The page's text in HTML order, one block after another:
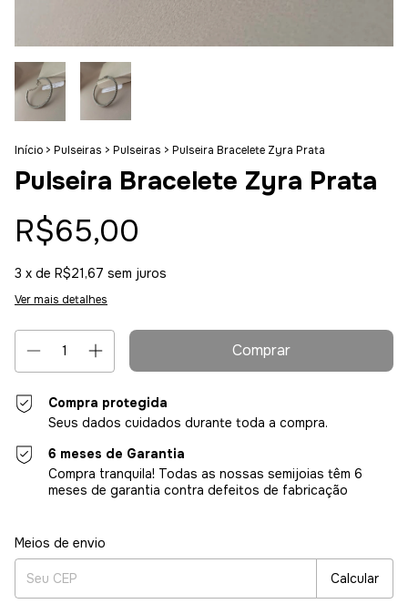
Início > Pulseiras > Pulseiras > Pulseira Bracelete Zyra Prata
Pulseira Bracelete Zyra Prata
R$65,00
3 x de R$21,67 sem juros
Ver mais detalhes
Compra protegida
Seus dados cuidados durante toda a compra.
6 meses de Garantia
Compra tranquila! Todas as nossas semijoias têm 6
meses de garantia contra defeitos de fabricação
Entregas para o CEP:
Meios de envio
Calcular